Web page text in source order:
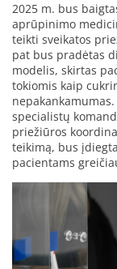
2025 m. bus
aprūpinimo
teikti sveikatos
pat bus pradėtas
modelis, skirtas
tokiomis kaip
specialistų
priežiūros
teikimą, bus
pacientams